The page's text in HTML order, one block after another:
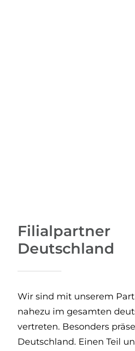
Filialpartner
Deutschland
Wir sind mit unserem
nahezu im gesamten
vertreten. Besonders
Deutschland. Einen Teil